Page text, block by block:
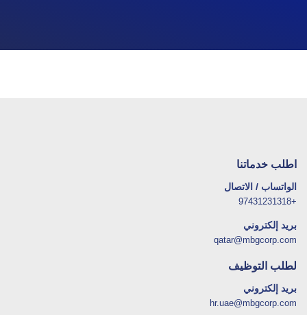
اطلب خدماتنا
الواتساب / الاتصال
+97431231318
بريد إلكتروني
qatar@mbgcorp.com
لطلب التوظيف
بريد إلكتروني
hr.uae@mbgcorp.com